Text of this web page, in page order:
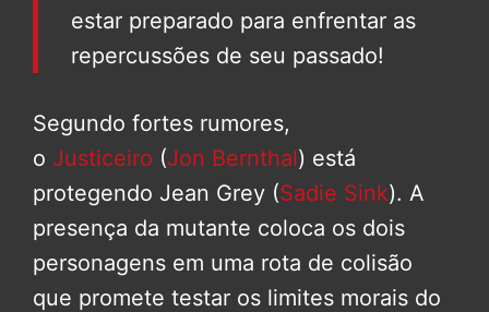
estar preparado para enfrentar as
repercussões de seu passado!
Segundo fortes rumores,
o Justiceiro (Jon Bernthal) está
protegendo Jean Grey (Sadie Sink). A
presença da mutante coloca os dois
personagens em uma rota de colisão
que promete testar os limites morais do